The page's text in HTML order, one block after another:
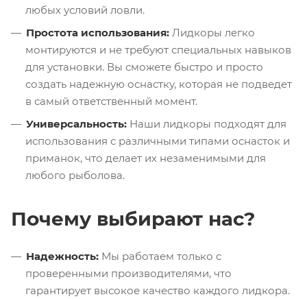
любых условий ловли.
Простота использования: Лидкоры легко
монтируются и не требуют специальных навыков
для установки. Вы сможете быстро и просто
создать надежную оснастку, которая не подведет
в самый ответственный момент.
Универсальность: Наши лидкоры подходят для
использования с различными типами оснасток и
приманок, что делает их незаменимыми для
любого рыболова.
Почему выбирают нас?
Надежность: Мы работаем только с
проверенными производителями, что
гарантирует высокое качество каждого лидкора.